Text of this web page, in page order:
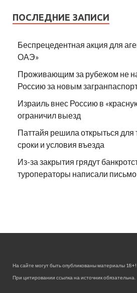
ПОСЛЕДНИЕ ЗАПИСИ
Беспрецедентная акция для
ОАЭ»
Проживающим за рубежом не
Россию за новым
Израиль внес Россию в
ограничил выезд
Паттайя решила открыться для
сроки и условия въезда
Из-за закрытия грядут
туроператоры написали
На сайте могут быть опубликованы материалы 18+!
При цитировании ссылка на источник обязательна.